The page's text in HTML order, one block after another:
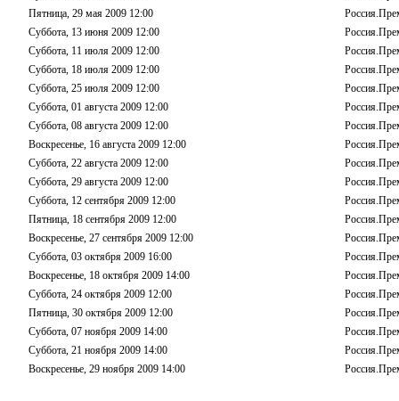
Пятница, 29 мая 2009 12:00
Суббота, 13 июня 2009 12:00
Суббота, 11 июля 2009 12:00
Суббота, 18 июля 2009 12:00
Суббота, 25 июля 2009 12:00
Суббота, 01 августа 2009 12:00
Суббота, 08 августа 2009 12:00
Воскресенье, 16 августа 2009 12:00
Суббота, 22 августа 2009 12:00
Суббота, 29 августа 2009 12:00
Суббота, 12 сентября 2009 12:00
Пятница, 18 сентября 2009 12:00
Воскресенье, 27 сентября 2009 12:00
Суббота, 03 октября 2009 16:00
Воскресенье, 18 октября 2009 14:00
Суббота, 24 октября 2009 12:00
Пятница, 30 октября 2009 12:00
Суббота, 07 ноября 2009 14:00
Суббота, 21 ноября 2009 14:00
Воскресенье, 29 ноября 2009 14:00